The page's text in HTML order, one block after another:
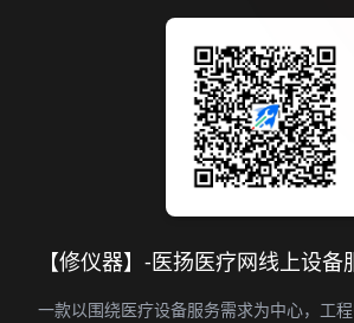
【修仪器】-医扬医疗网线上设备
一款以围绕医疗设备服务需求为中心，工